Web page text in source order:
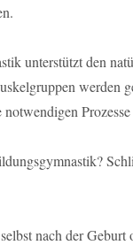
unterstützt den
werden
nach der Geburt